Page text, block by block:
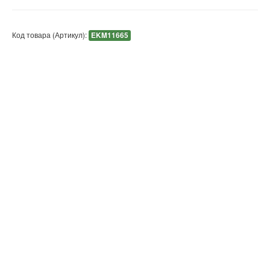
Код товара (Артикул): EKM11665